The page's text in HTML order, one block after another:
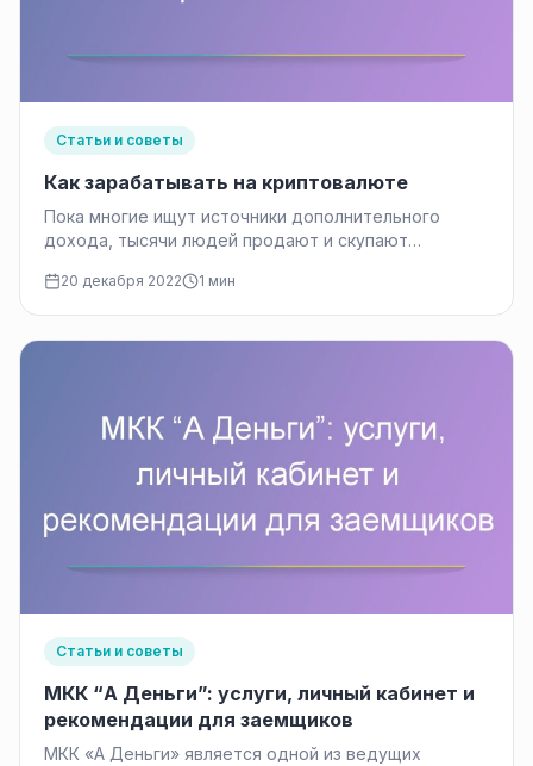
Статьи и советы
Как зарабатывать на криптовалюте
Пока многие ищут источники дополнительного
дохода, тысячи людей продают и скупают
крипто биржах…
20 декабря 2022 1 мин
Статьи и советы
МКК “А Деньги”: услуги, личный кабинет и
рекомендации для заемщиков
МКК «А Деньги» является одной из ведущих